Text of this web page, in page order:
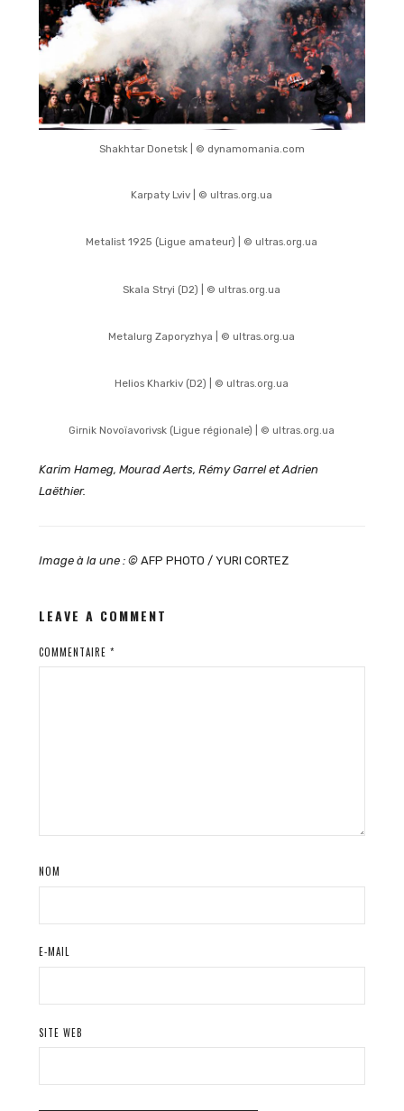
Shakhtar Donetsk | © dynamomania.com
Karpaty Lviv | © ultras.org.ua
Metalist 1925 (Ligue amateur) | © ultras.org.ua
Skala Stryi (D2) | © ultras.org.ua
Metalurg Zaporyzhya | © ultras.org.ua
Helios Kharkiv (D2) | © ultras.org.ua
Girnik Novoïavorivsk (Ligue régionale) | © ultras.org.ua
Karim Hameg, Mourad Aerts, Rémy Garrel et Adrien
Laëthier.
Image à la une : ©AFP PHOTO / YURI CORTEZ
LEAVE A COMMENT
COMMENTAIRE *
NOM
E-MAIL
SITE WEB